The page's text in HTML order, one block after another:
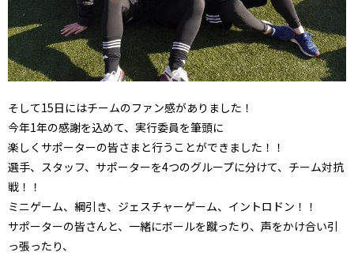
そして15日にはチームのファン感がありました！
今年1年の感謝を込めて、実行委員を筆頭に
楽しくサポーターの皆さまと行うことができました！！
選手、スタッフ、サポーターを4つのグループに分けて、チーム対抗
戦！！
ミニゲーム、綱引き、ジェスチャーゲーム、イントロドン！！
サポーターの皆さんと、一緒にボールを蹴ったり、声をかけ合い引
っ張ったり、